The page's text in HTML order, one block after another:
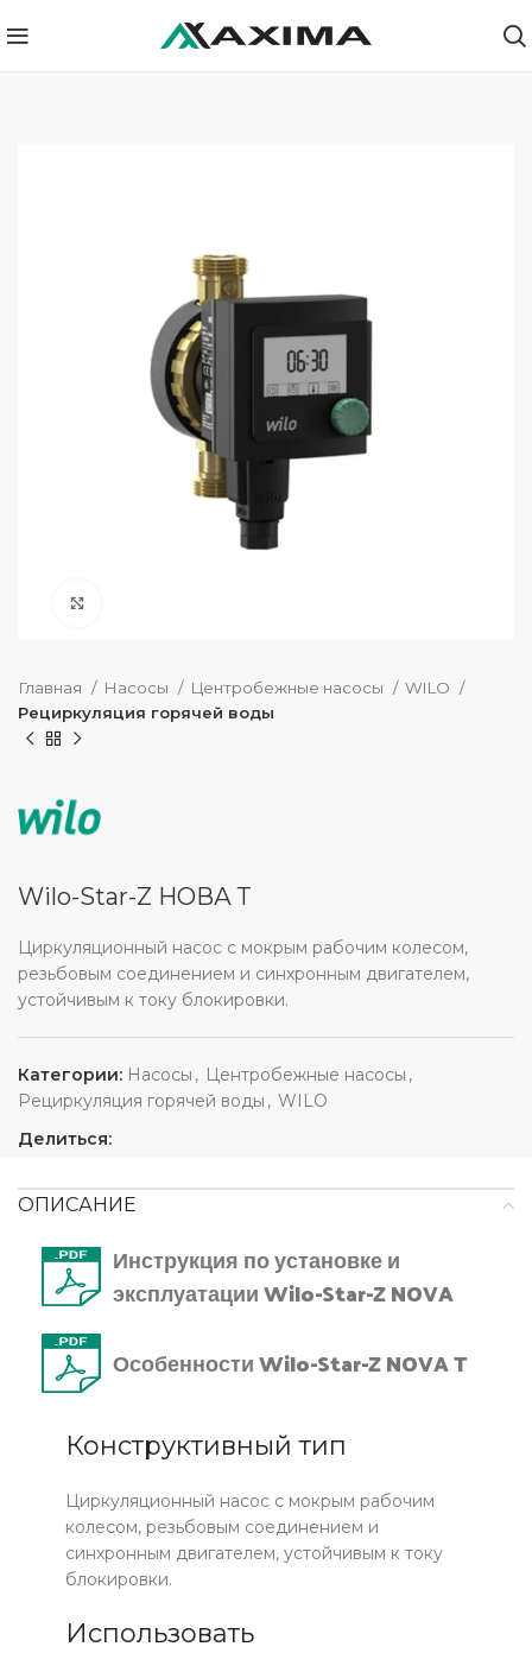
Главная Насосы Центробежные насосы
WILO
Рециркуляция горячей воды
Wilo-Star-Z НОВА Т
Циркуляционный насос с мокрым рабочим колесом,
резьбовым соединением и синхронным двигателем,
устойчивым к току блокировки.
Категории: Насосы , Центробежные насосы ,
Рециркуляция горячей воды , WILO
Делиться:
ОПИСАНИЕ
Инструкция по установке и
эксплуатации Wilo-Star-Z NOVA
Особенности Wilo-Star-Z NOVA T
Конструктивный тип
Циркуляционный насос с мокрым рабочим
колесом, резьбовым соединением и
синхронным двигателем, устойчивым к току
блокировки.
Использовать